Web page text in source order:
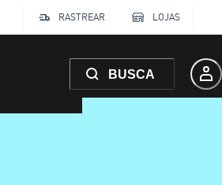
RASTREAR LOJAS
BUSCA